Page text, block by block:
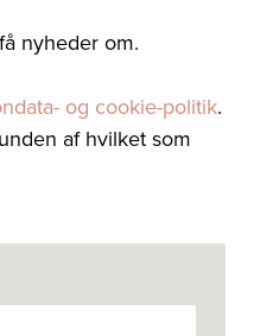
nyheder om.
og cookie-politik.
af hvilket som